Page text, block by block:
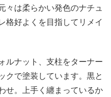
々は柔らかい発色のナチュ
格好よくを目指してリメイ
ルナット、支柱をターナー
クで塗装しています。黒と
せ。上手く纏まっているか